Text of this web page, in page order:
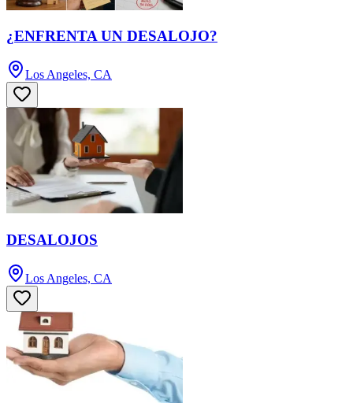
¿ENFRENTA UN DESALOJO?
Los Angeles, CA
DESALOJOS
Los Angeles, CA